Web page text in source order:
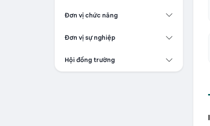
Đơn vị chức năng
Đơn vị sự nghiệp
Hội đồng trường